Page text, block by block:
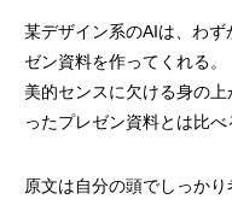
某デザイン系のAIは、わず
ゼン資料を作ってくれる。
美的センスに欠ける身の上
ったプレゼン資料とは比べ
原文は自分の頭でしっかり